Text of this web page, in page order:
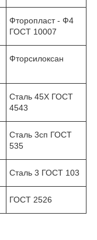
Фторопласт - Ф4
ГОСТ 10007
Фторсилоксан
Сталь 45Х ГОСТ
4543
Сталь 3сп ГОСТ
535
Сталь 3 ГОСТ 103
ГОСТ 2526